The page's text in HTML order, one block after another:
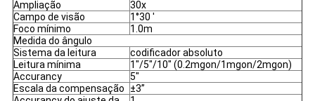
Ampliação
30x
Campo de visão
1°30 ′
Foco mínimo
1.0m
Medida do ângulo
Sistema da leitura
codificador absoluto
Leitura mínima
1"/5"/10" (0.2mgon/1mgon/2mgon)
Accurancy
5"
Escala da compensação
±3”